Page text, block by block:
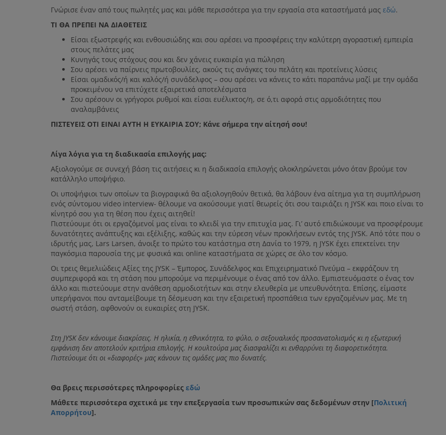
Γνώρισε έναν από τους πωλητές μας και μάθε περισσότερα για την εργασία στα καταστήματά μας εδώ.
ΤΙ ΘΑ ΠΡΕΠΕΙ ΝΑ ΔΙΑΘΕΤΕΙΣ
Είσαι εξωστρεφής και ενθουσιώδης και σου αρέσει να προσφέρεις την καλύτερη αγοραστική εμπειρία
στους πελάτες μας
Κυνηγάς τους στόχους σου και δεν χάνεις ευκαιρία για πώληση
Σου αρέσει να παίρνεις πρωτοβουλίες, ακούς τις ανάγκες του πελάτη και προτείνεις λύσεις
Είσαι ομαδικός/ή και καλός/ή συνάδελφος – σου αρέσει να κάνεις το κάτι παραπάνω μαζί με την ομάδα
προκειμένου να επιτύχετε εξαιρετικά αποτελέσματα
Σου αρέσουν οι γρήγοροι ρυθμοί και είσαι ευέλικτος/η, σε ό,τι αφορά στις αρμοδιότητες που
αναλαμβάνεις
ΠΙΣΤΕΥΕΙΣ ΟΤΙ ΕΙΝΑΙ ΑΥΤΗ Η ΕΥΚΑΙΡΙΑ ΣΟΥ; Κάνε σήμερα την αίτησή σου!
Λίγα λόγια για τη διαδικασία επιλογής μας:
Αξιολογούμε σε συνεχή βάση τις αιτήσεις κι η διαδικασία επιλογής ολοκληρώνεται μόνο όταν βρούμε τον
κατάλληλο υποψήφιο.
Οι υποψήφιοι των οποίων τα βιογραφικά θα αξιολογηθούν θετικά, θα λάβουν ένα αίτημα για τη συμπλήρωση
ενός σύντομου video interview- θέλουμε να ακούσουμε γιατί θεωρείς ότι σου ταιριάζει η JYSK και ποιο είναι το
κίνητρό σου για τη θέση που έχεις αιτηθεί!
Πιστεύουμε ότι οι εργαζόμενοί μας είναι το κλειδί για την επιτυχία μας. Γι’ αυτό επιδιώκουμε να προσφέρουμε
δυνατότητες ανάπτυξης και εξέλιξης, καθώς και την εύρεση νέων προκλήσεων εντός της JYSK. Από τότε που ο
ιδρυτής μας, Lars Larsen, άνοιξε το πρώτο του κατάστημα στη Δανία το 1979, η JYSK έχει επεκτείνει την
παγκόσμια παρουσία της με φυσικά και online καταστήματα σε χώρες σε όλο τον κόσμο.
Οι τρεις θεμελιώδεις Αξίες της JYSK – Έμπορος, Συνάδελφος και Επιχειρηματικό Πνεύμα – εκφράζουν τη
συμπεριφορά και τη στάση που μπορούμε να περιμένουμε ο ένας από τον άλλο. Εμπιστευόμαστε ο ένας τον
άλλο και πιστεύουμε στην ανάθεση αρμοδιοτήτων και στην ελευθερία με υπευθυνότητα. Επίσης, είμαστε
υπερήφανοι που ανταμείβουμε τη δέσμευση και την εξαιρετική προσπάθεια των εργαζομένων μας. Με τη
σωστή στάση, αφθονούν οι ευκαιρίες στη JYSK.
Στη JYSK δεν κάνουμε διακρίσεις. Η ηλικία, η εθνικότητα, το φύλο, ο σεξουαλικός προσανατολισμός κι η εξωτερική
εμφάνιση δεν αποτελούν κριτήρια επιλογής. Η κουλτούρα μας διασφαλίζει κι ενθαρρύνει τη διαφορετικότητα.
Πιστεύουμε ότι οι «διαφορές» μας κάνουν τις ομάδες μας πιο δυνατές.
Θα βρεις περισσότερες πληροφορίες εδώ
Μάθετε περισσότερα σχετικά με την επεξεργασία των προσωπικών σας δεδομένων στην [Πολιτική
Απορρήτου].